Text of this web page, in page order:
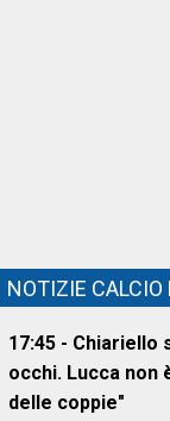
NOTIZIE CALCIO
17:45 - Chiariello
occhi. Lucca non
delle coppie"